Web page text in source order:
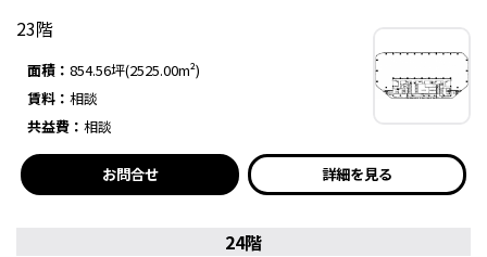
23階
面積： 854.56坪(2525.00m²)
賃料： 相談
共益費： 相談
お問合せ 詳細を見る
24階